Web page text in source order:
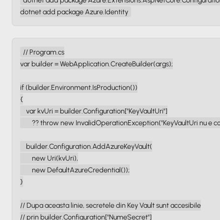
dotnet add package Azure.Identity
// Program.cs
var builder = WebApplication.CreateBuilder(args);
if (builder.Environment.IsProduction())
{
    var kvUri = builder.Configuration["KeyVaultUri"]
?? throw new InvalidOperationException("KeyVaultUri nu e
    builder.Configuration.AddAzureKeyVault(
        new Uri(kvUri),
        new DefaultAzureCredential());
}
// Dupa aceasta linie, secretele din Key Vault sunt accesibile
// prin builder.Configuration["NumeSecret"]